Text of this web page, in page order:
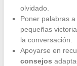
olvidado.
Poner palabras
pequeñas
la conversación.
Apoyarse en
consejos